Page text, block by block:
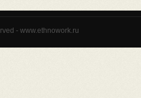
- www.ethnowork.ru